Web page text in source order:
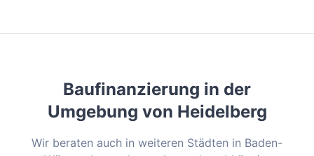
Baufinanzierung in der
Umgebung von Heidelberg
Wir beraten auch in weiteren Städten in Baden-